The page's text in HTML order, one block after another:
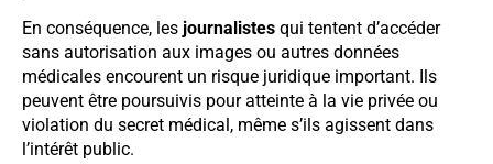
En conséquence, les journalistes qui tentent d’accéder
sans autorisation aux images ou autres données
médicales encourent un risque juridique important. Ils
peuvent être poursuivis pour atteinte à la vie privée ou
violation du secret médical, même s’ils agissent dans
l’intérêt public.